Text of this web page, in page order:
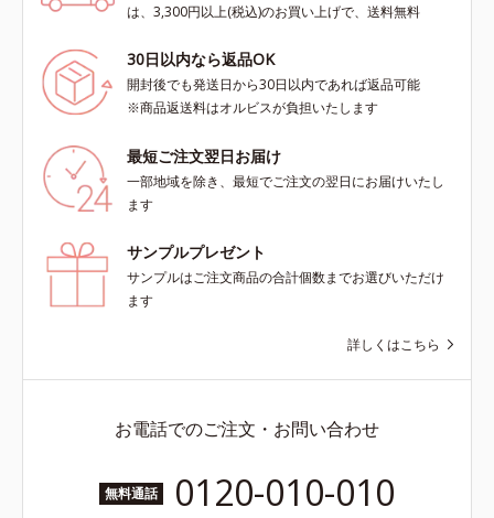
は、3,300円以上(税込)のお買い上げで、送料無料
30日以内なら返品OK
開封後でも発送日から30日以内であれば返品可能
※商品返送料はオルビスが負担いたします
最短ご注文翌日お届け
一部地域を除き、最短でご注文の翌日にお届けいたし
ます
サンプルプレゼント
サンプルはご注文商品の合計個数までお選びいただけ
ます
詳しくはこちら
お電話でのご注文・お問い合わせ
無料通話 0120-010-010